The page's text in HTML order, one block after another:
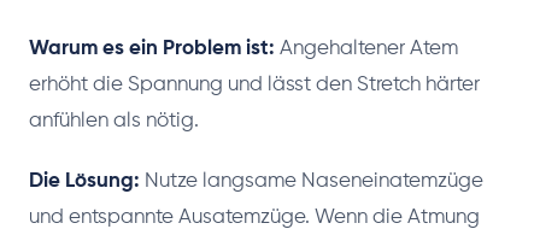
Warum es ein Problem ist: Angehaltener Atem
erhöht die Spannung und lässt den Stretch härter
anfühlen als nötig.
Die Lösung: Nutze langsame Naseneinatemzüge
und entspannte Ausatemzüge. Wenn die Atmung